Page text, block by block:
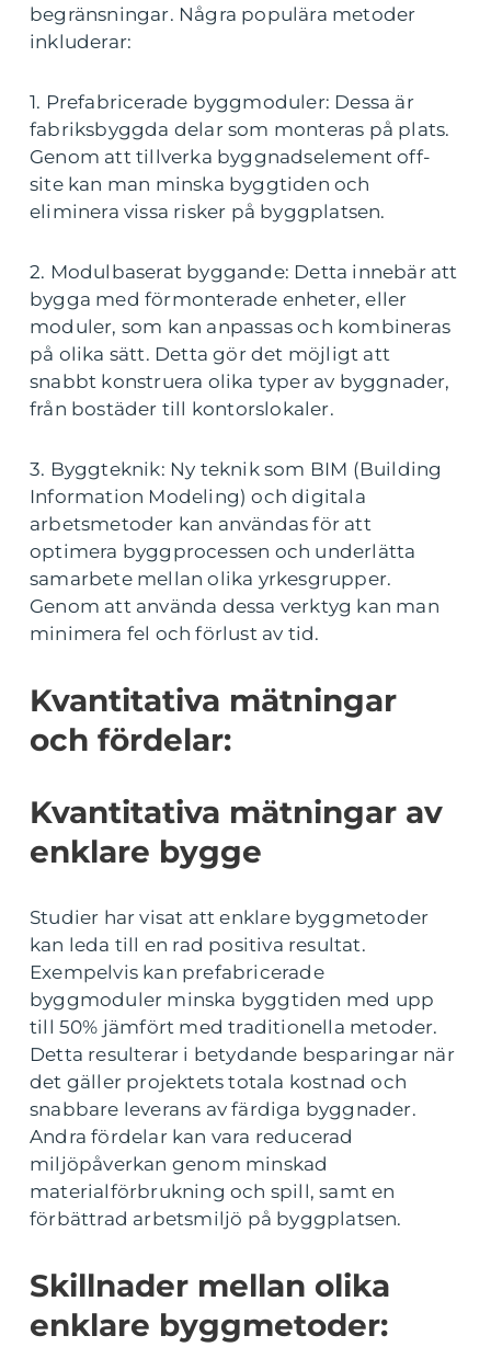
begränsningar. Några populära metoder
inkluderar:
1. Prefabricerade byggmoduler: Dessa är
fabriksbyggda delar som monteras på plats.
Genom att tillverka byggnadselement off-
site kan man minska byggtiden och
eliminera vissa risker på byggplatsen.
2. Modulbaserat byggande: Detta innebär att
bygga med förmonterade enheter, eller
moduler, som kan anpassas och kombineras
på olika sätt. Detta gör det möjligt att
snabbt konstruera olika typer av byggnader,
från bostäder till kontorslokaler.
3. Byggteknik: Ny teknik som BIM (Building
Information Modeling) och digitala
arbetsmetoder kan användas för att
optimera byggprocessen och underlätta
samarbete mellan olika yrkesgrupper.
Genom att använda dessa verktyg kan man
minimera fel och förlust av tid.
Kvantitativa mätningar
och fördelar:
Kvantitativa mätningar av
enklare bygge
Studier har visat att enklare byggmetoder
kan leda till en rad positiva resultat.
Exempelvis kan prefabricerade
byggmoduler minska byggtiden med upp
till 50% jämfört med traditionella metoder.
Detta resulterar i betydande besparingar när
det gäller projektets totala kostnad och
snabbare leverans av färdiga byggnader.
Andra fördelar kan vara reducerad
miljöpåverkan genom minskad
materialförbrukning och spill, samt en
förbättrad arbetsmiljö på byggplatsen.
Skillnader mellan olika
enklare byggmetoder: